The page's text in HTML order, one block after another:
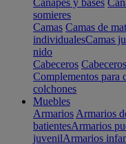
Canapés y bases
somieres
Camas Camas de
individualesCamas
nido
Cabeceros
Complementos para
colchones
Muebles
Armarios Armarios
batientesArmarios
juvenilArmarios